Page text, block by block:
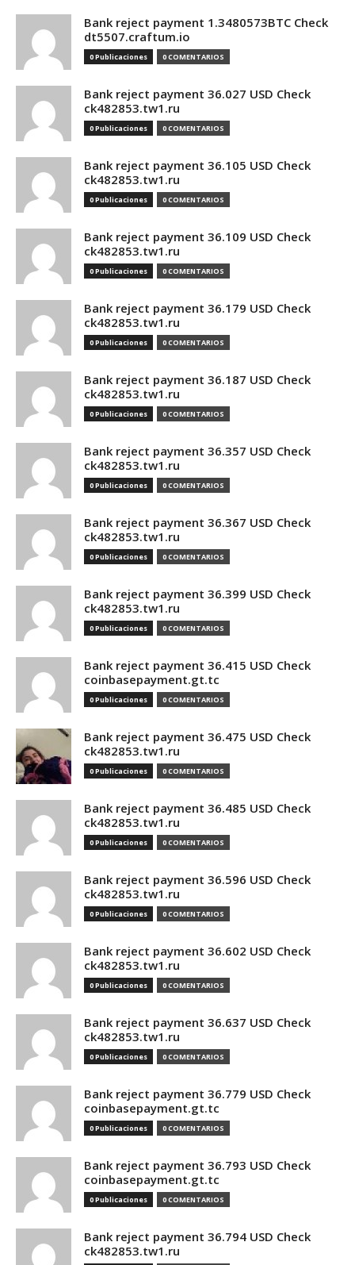
Bank reject payment 1.3480573BTC Check
dt5507.craftum.io
0 Publicaciones 0 COMENTARIOS
Bank reject payment 36.027 USD Check
ck482853.tw1.ru
0 Publicaciones 0 COMENTARIOS
Bank reject payment 36.105 USD Check
ck482853.tw1.ru
0 Publicaciones 0 COMENTARIOS
Bank reject payment 36.109 USD Check
ck482853.tw1.ru
0 Publicaciones 0 COMENTARIOS
Bank reject payment 36.179 USD Check
ck482853.tw1.ru
0 Publicaciones 0 COMENTARIOS
Bank reject payment 36.187 USD Check
ck482853.tw1.ru
0 Publicaciones 0 COMENTARIOS
Bank reject payment 36.357 USD Check
ck482853.tw1.ru
0 Publicaciones 0 COMENTARIOS
Bank reject payment 36.367 USD Check
ck482853.tw1.ru
0 Publicaciones 0 COMENTARIOS
Bank reject payment 36.399 USD Check
ck482853.tw1.ru
0 Publicaciones 0 COMENTARIOS
Bank reject payment 36.415 USD Check
coinbasepayment.gt.tc
0 Publicaciones 0 COMENTARIOS
Bank reject payment 36.475 USD Check
ck482853.tw1.ru
0 Publicaciones 0 COMENTARIOS
Bank reject payment 36.485 USD Check
ck482853.tw1.ru
0 Publicaciones 0 COMENTARIOS
Bank reject payment 36.596 USD Check
ck482853.tw1.ru
0 Publicaciones 0 COMENTARIOS
Bank reject payment 36.602 USD Check
ck482853.tw1.ru
0 Publicaciones 0 COMENTARIOS
Bank reject payment 36.637 USD Check
ck482853.tw1.ru
0 Publicaciones 0 COMENTARIOS
Bank reject payment 36.779 USD Check
coinbasepayment.gt.tc
0 Publicaciones 0 COMENTARIOS
Bank reject payment 36.793 USD Check
coinbasepayment.gt.tc
0 Publicaciones 0 COMENTARIOS
Bank reject payment 36.794 USD Check
ck482853.tw1.ru